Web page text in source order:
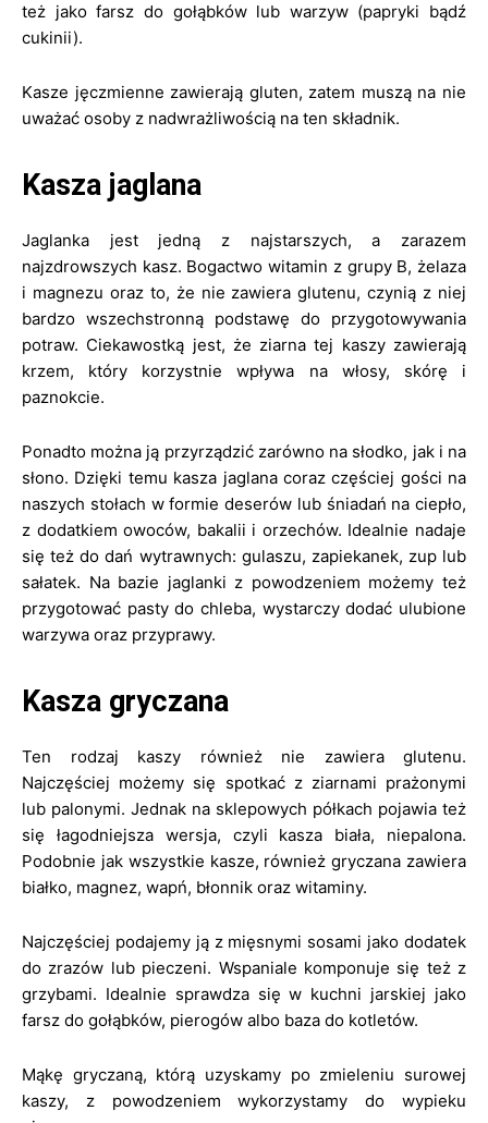
też jako farsz do gołąbków lub warzyw (papryki bądź
cukinii).
Kasze jęczmienne zawierają gluten, zatem muszą na nie
uważać osoby z nadwrażliwością na ten składnik.
Kasza jaglana
Jaglanka jest jedną z najstarszych, a zarazem
najzdrowszych kasz. Bogactwo witamin z grupy B, żelaza
i magnezu oraz to, że nie zawiera glutenu, czynią z niej
bardzo wszechstronną podstawę do przygotowywania
potraw. Ciekawostką jest, że ziarna tej kaszy zawierają
krzem, który korzystnie wpływa na włosy, skórę i
paznokcie.
Ponadto można ją przyrządzić zarówno na słodko, jak i na
słono. Dzięki temu kasza jaglana coraz częściej gości na
naszych stołach w formie deserów lub śniadań na ciepło,
z dodatkiem owoców, bakalii i orzechów. Idealnie nadaje
się też do dań wytrawnych: gulaszu, zapiekanek, zup lub
sałatek. Na bazie jaglanki z powodzeniem możemy też
przygotować pasty do chleba, wystarczy dodać ulubione
warzywa oraz przyprawy.
Kasza gryczana
Ten rodzaj kaszy również nie zawiera glutenu.
Najczęściej możemy się spotkać z ziarnami prażonymi
lub palonymi. Jednak na sklepowych półkach pojawia też
się łagodniejsza wersja, czyli kasza biała, niepalona.
Podobnie jak wszystkie kasze, również gryczana zawiera
białko, magnez, wapń, błonnik oraz witaminy.
Najczęściej podajemy ją z mięsnymi sosami jako dodatek
do zrazów lub pieczeni. Wspaniale komponuje się też z
grzybami. Idealnie sprawdza się w kuchni jarskiej jako
farsz do gołąbków, pierogów albo baza do kotletów.
Mąkę gryczaną, którą uzyskamy po zmieleniu surowej
kaszy, z powodzeniem wykorzystamy do wypieku